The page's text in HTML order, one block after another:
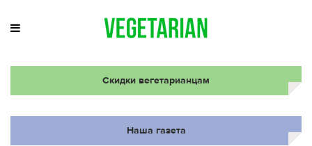
Скидки вегетарианцам
Наша газета